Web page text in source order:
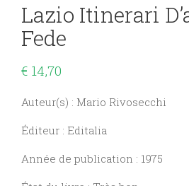
Lazio Itinerari
Fede
€ 14,70
Auteur(s) : Mario Rivosecchi
Éditeur : Editalia
Année de publication : 1975